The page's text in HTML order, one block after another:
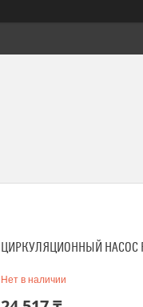
ЦИРКУЛЯЦИОННЫЙ НАСОС
Нет в наличии